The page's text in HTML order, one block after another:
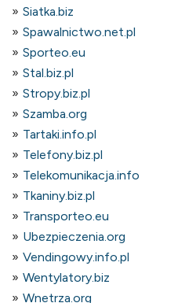
Siatka.biz
Spawalnictwo.net.pl
Sporteo.eu
Stal.biz.pl
Stropy.biz.pl
Szamba.org
Tartaki.info.pl
Telefony.biz.pl
Telekomunikacja.info
Tkaniny.biz.pl
Transporteo.eu
Ubezpieczenia.org
Vendingowy.info.pl
Wentylatory.biz
Wnetrza.org